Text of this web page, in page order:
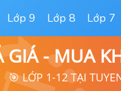
Lớp 9 Lớp 8 Lớp 7
- MUA
🎯 LỚP 1-12 TẠI